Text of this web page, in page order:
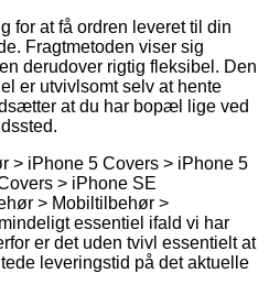
for at få ordren leveret til din
Fragtmetoden viser sig
derudover rigtig fleksibel. Den
er utvivlsomt selv at hente
at du har bopæl lige ved
> iPhone 5 Covers > iPhone 5
> iPhone SE
> Mobiltilbehør >
essentiel ifald vi har
er det uden tvivl essentielt at
leveringstid på det aktuelle